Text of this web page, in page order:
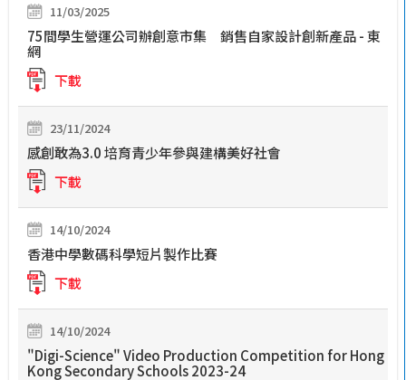
11/03/2025
75間學生營運公司辦創意市集 銷售自家設計創新產品 - 東
網
下載
23/11/2024
感創敢為3.0 培育青少年參與建構美好社會
下載
14/10/2024
香港中學數碼科學短片製作比賽
下載
14/10/2024
"Digi-Science" Video Production Competition for Hong
Kong Secondary Schools 2023-24